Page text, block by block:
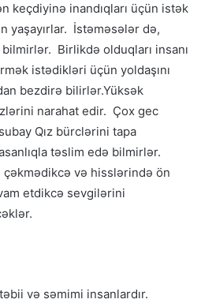
keçdiyinə inandıqları üçün istək
yaşayırlar. İstəməsələr də,
Birlikdə olduqları insanı
istədikləri üçün yoldaşını
bezdirə bilirlər.Yüksək
narahat edir. Çox gec
Qız bürclərini tapa
təslim edə bilmirlər.
çəkmədikcə və hisslərində ön
etdikcə sevgilərini
və səmimi insanlardır.